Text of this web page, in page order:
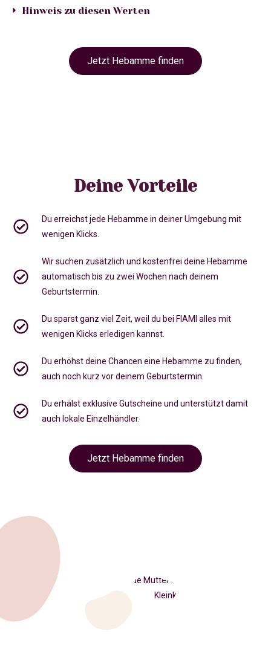
Hinweis zu diesen Werten
Jetzt Hebamme finden
Deine Vorteile
Du erreichst jede Hebamme in deiner Umgebung mit
wenigen Klicks.
Wir suchen zusätzlich und kostenfrei deine Hebamme
automatisch bis zu zwei Wochen nach deinem
Geburtstermin.
Du sparst ganz viel Zeit, weil du bei FIAMI alles mit
wenigen Klicks erledigen kannst.
Du erhöhst deine Chancen eine Hebamme zu finden,
auch noch kurz vor deinem Geburtstermin
Du erhälst exklusive Gutscheine und unterstützt damit
auch lokale Einzelhändler.
Jetzt Hebamme finden